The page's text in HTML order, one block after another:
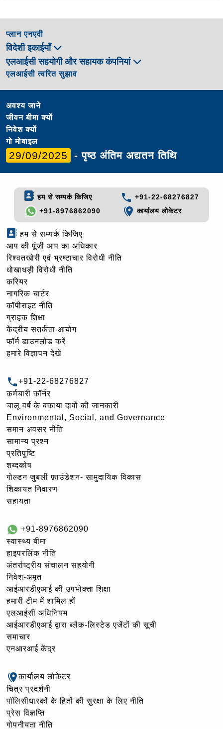
प्लान एनएवी
विदेशी इकाईयाँ
एलआईसी सहयोगी और सहायक कंपनियां
एलआईसी त्वरित सुझाव
अवश्य जाने
जीवन बीमा क्यों
निवेश क्यों
गो मोबाइल
29/09/2025 - पृष्ठ अंतिम अद्यतन तिथि
हम से सम्पर्क किजिए
+91-22-68276827
+91-8976862090
कार्यालय लोकेटर
हम से सम्पर्क किजिए
आप की पूंजी आप का अधिकार
रिश्वतखोरी एवं भ्रष्टाचार विरोधी नीति
धोखाधड़ी विरोधी नीति
करियर
नागरिक चार्टर
कॉपीराइट नीति
ग्राहक शिक्षा
केंद्रीय सतर्कता आयोग
फॉर्म डाउनलोड करें
हमारे विज्ञापन देखें
+91-22-68276827
कर्मचारी कॉर्नर
चालू वर्ष के बकाया दावों की जानकारी
Environmental, Social, and Governance
समान अवसर नीति
सामान्य प्रश्न
प्रतिपुष्टि
शब्दकोष
गोल्‍डन जुबली फ़ाउंडेशन- सामुदायिक विकास
शिकायत निवारण
सहायता
+91-8976862090
स्वास्थ्य बीमा
हाइपरलिंक नीति
अंतर्राष्ट्रीय संचालन सहयोगी
निवेश-अमृत
आईआरडीएआई की उपभोक्ता शिक्षा
हमारी टीम में शामिल हों
एलआईसी अधिनियम
आईआरडीएआई द्वारा ब्लैक-लिस्टेड एजेंटों की सूची
समाचार
एनआरआई केंद्र
कार्यालय लोकेटर
चित्र प्रदर्शनी
पॉलिसीधारकों के हितों की सुरक्षा के लिए नीति
प्रेस विज्ञप्ति
गोपनीयता नीति